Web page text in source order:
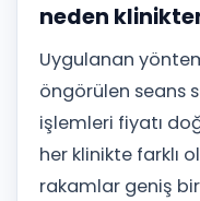
neden
Uygulanan
öngörülen seans
işlemleri fiyatı
her klinikte farklı
rakamlar geniş bir